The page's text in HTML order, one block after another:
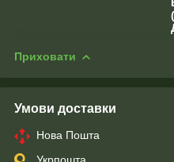
Приховати
Умови доставки
Нова Пошта
Укрпошта